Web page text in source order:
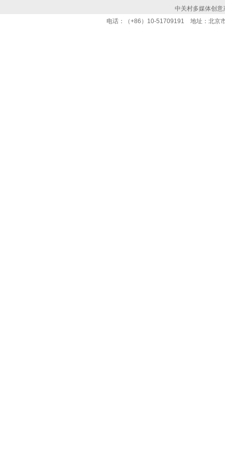
中关村多媒体创
电话：（+86）10-51709191 地址：北京